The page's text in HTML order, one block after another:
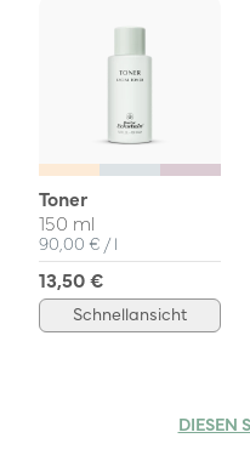
Toner
150 ml
Einzelpreis
90,00 € / pro
l
13,50 €
Schnellansicht
DIESEN